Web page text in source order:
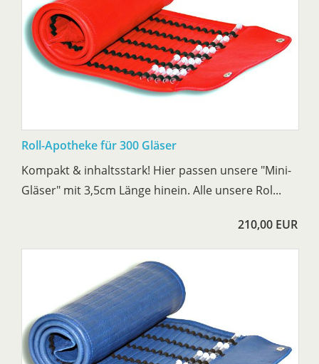
Roll-Apotheke für 300 Gläser
Kompakt & inhaltsstark! Hier passen unsere "Mini-
Gläser" mit 3,5cm Länge hinein. Alle unsere Rol...
210,00 EUR